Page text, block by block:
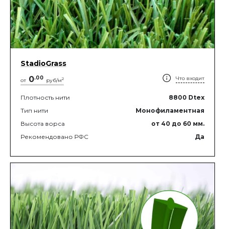
StadioGrass
от 0.00 руб/м2 Что входит
Плотность нити 8800 Dtex
Тип нити
Монофиламентная
Высота ворса
от 40 до 60 мм.
Рекомендовано РФС
Да